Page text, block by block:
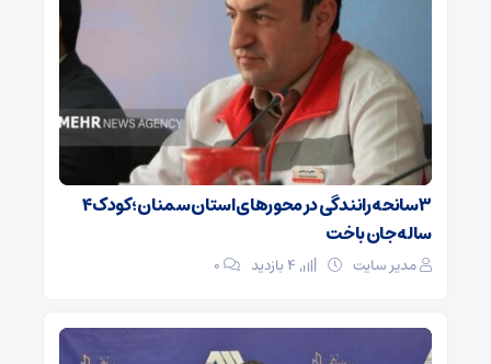
۳ سانحه رانندگی در محورهای استان سمنان؛ کودک ۴
ساله جان باخت
مدیر سایت ۰